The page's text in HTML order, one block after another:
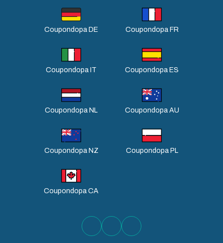
Coupondopa DE Coupondopa FR
Coupondopa IT Coupondopa ES
Coupondopa NL Coupondopa AU
Coupondopa NZ Coupondopa PL
Coupondopa CA